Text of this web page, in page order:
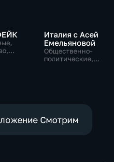
Италия с Асей
Емельяновой
Общественно-
политические,
Смотрим